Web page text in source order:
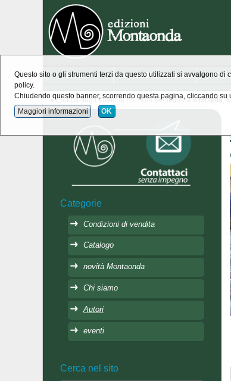
Home novità Montaonda
»Elenco degli autori di Edizioni Montaonda » Motetta,
Categorie
Condizioni di vendita
Catalogo
novità Montaonda
Chi siamo
Autori
eventi
Cerca nel sito
Questo sito o gli strumenti terzi da questo utilizzati si avvalgono
policy.
Chiudendo questo banner, scorrendo questa pagina, cliccando
Maggiori informazioni OK